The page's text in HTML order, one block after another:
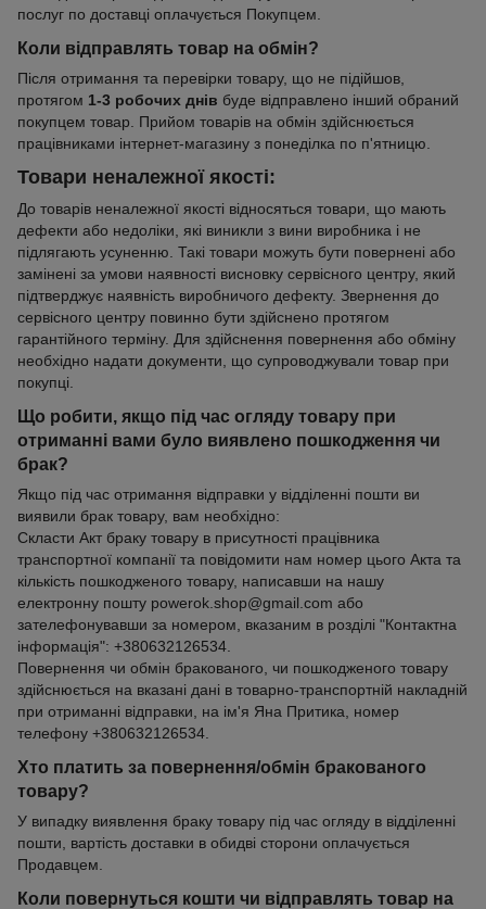
послуг по доставці оплачується Покупцем.
Коли відправлять товар на обмін?
Після отримання та перевірки товару, що не підійшов,
протягом 1-3 робочих днів буде відправлено інший обраний
покупцем товар. Прийом товарів на обмін здійснюється
працівниками інтернет-магазину з понеділка по п'ятницю.
Товари неналежної якості:
До товарів неналежної якості відносяться товари, що мають
дефекти або недоліки, які виникли з вини виробника і не
підлягають усуненню. Такі товари можуть бути повернені або
замінені за умови наявності висновку сервісного центру, який
підтверджує наявність виробничого дефекту. Звернення до
сервісного центру повинно бути здійснено протягом
гарантійного терміну. Для здійснення повернення або обміну
необхідно надати документи, що супроводжували товар при
покупці.
Що робити, якщо під час огляду товару при
отриманні вами було виявлено пошкодження чи
брак?
Якщо під час отримання відправки у відділенні пошти ви
виявили брак товару, вам необхідно:
Скласти Акт браку товару в присутності працівника
транспортної компанії та повідомити нам номер цього Акта та
кількість пошкодженого товару, написавши на нашу
електронну пошту powerok.shop@gmail.com або
зателефонувавши за номером, вказаним в розділі "Контактна
інформація": +380632126534.
Повернення чи обмін бракованого, чи пошкодженого товару
здійснюється на вказані дані в товарно-транспортній накладній
при отриманні відправки, на ім'я Яна Притика, номер
телефону +380632126534.
Хто платить за повернення/обмін бракованого
товару?
У випадку виявлення браку товару під час огляду в відділенні
пошти, вартість доставки в обидві сторони оплачується
Продавцем.
Коли повернуться кошти чи відправлять товар на